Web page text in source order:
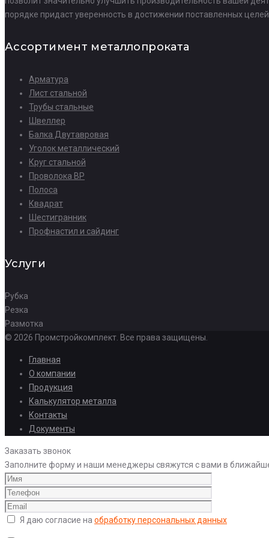
порядке придаст уверенность в достижении поставленных
Ассортимент металлопроката
Арматура
Лист стальной
Трубы стальные
Швеллер
Балка Двутавровая
Уголок металлический
Круг стальной
Проволока ВР
Полоса
Квадрат
Шестигранник
Профнастил и сайдинг
Услуги
Рубка
Резка
Размотка
© 2026 Промстройкомплект. Все права защищены.
Главная
О компании
Продукция
Калькулятор металла
Контакты
Документы
Заказать звонок
Заполните форму и наши менеджеры свяжутся с вами в
Я даю согласие на обработку персональных данных